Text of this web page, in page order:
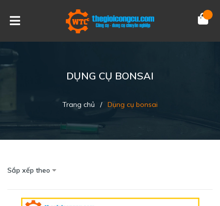
DỤNG CỤ BONSAI
Trang chủ / Dụng cụ bonsai
Sắp xếp theo